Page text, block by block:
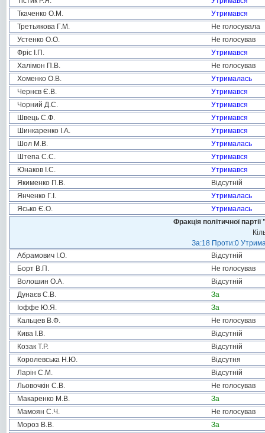
Ткаченко О.М.
Утримався
Третьякова Г.М.
Не голосувала
Устенко О.О.
Не голосував
Фріс І.П.
Утримався
Халімон П.В.
Не голосував
Хоменко О.В.
Утрималась
Чернєв Є.В.
Утримався
Чорний Д.С.
Утримався
Швець С.Ф.
Утримався
Шинкаренко І.А.
Утримався
Шол М.В.
Утрималась
Штепа С.С.
Утримався
Юнаков І.С.
Утримався
Якименко П.В.
Відсутній
Янченко Г.І.
Утрималась
Ясько Є.О.
Утрималась
Фракція політичної
За:18 Проти:0
Абрамович І.О.
Відсутній
Борт В.П.
Не голосував
Волошин О.А.
Відсутній
Дунаєв С.В.
За
Іоффе Ю.Я.
За
Кальцев В.Ф.
Не голосував
Кива І.В.
Відсутній
Козак Т.Р.
Відсутній
Королевська Н.Ю.
Відсутня
Ларін С.М.
Відсутній
Льовочкін С.В.
Не голосував
Макаренко М.В.
За
Мамоян С.Ч.
Не голосував
Мороз В.В.
За